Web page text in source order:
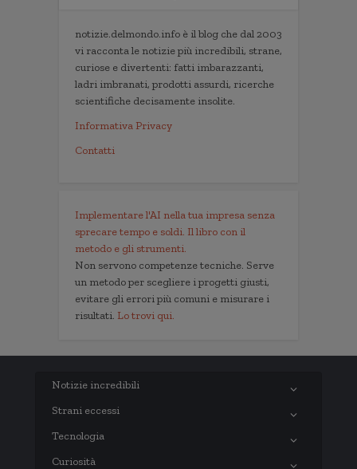
notizie.delmondo.info è il blog che dal 2003
vi racconta le notizie più incredibili, strane,
curiose e divertenti: fatti imbarazzanti,
ladri imbranati, prodotti assurdi, ricerche
scientifiche decisamente insolite.
Informativa Privacy
Contatti
Implementare l'AI nella tua impresa senza
sprecare tempo e soldi. Il libro con il
metodo e gli strumenti.
Non servono competenze tecniche. Serve
un metodo per scegliere i progetti giusti,
evitare gli errori più comuni e misurare i
risultati. Lo trovi qui.
Notizie incredibili
Strani eccessi
Tecnologia
Curiosità